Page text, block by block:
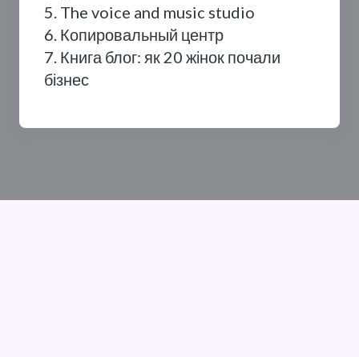
5. The voice and music studio
6. Копировальный центр
7. Книга блог: як 20 жінок почали
бізнес